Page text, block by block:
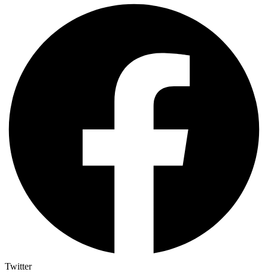
Twitter